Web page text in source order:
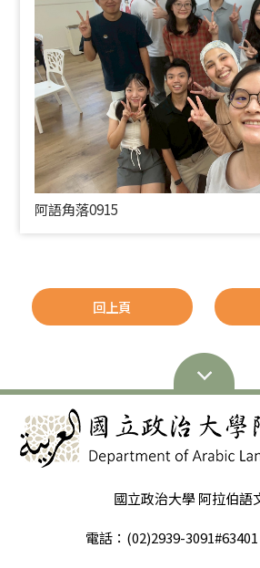
阿語角落0915
回上頁
國立政治大學 阿拉伯語
電話：(02)2939-